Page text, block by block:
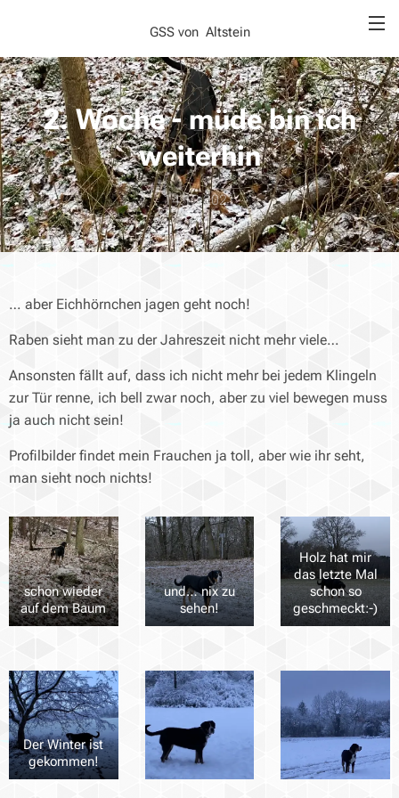
GSS von Altstein
2. Woche - müde bin ich
weiterhin
14.12.2021
… aber Eichhörnchen jagen geht noch!
Raben sieht man zu der Jahreszeit nicht mehr viele…
Ansonsten fällt auf, dass ich nicht mehr bei jedem Klingeln
zur Tür renne, ich bell zwar noch, aber zu viel bewegen muss
ja auch nicht sein!
Profilbilder findet mein Frauchen ja toll, aber wie ihr seht,
man sieht noch nichts!
schon wieder
auf dem Baum
und… nix zu
sehen!
Holz hat mir
das letzte Mal
schon so
geschmeckt:-)
Der Winter ist
gekommen!